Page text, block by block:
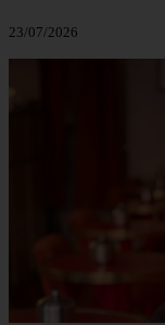
23/07/2026